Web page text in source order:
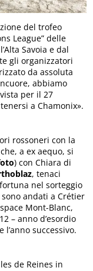
del trofeo
League” delle
Savoia e dal
gli organizzatori
da assoluta
abbiamo
per il 27
a Chamonix».
rossoneri con la
a ex aequo, si
) con Chiara di
, tenaci
nel sorteggio
andati a Crétier
Mont-Blanc,
– anno d’esordio
successivo.
de Reines in